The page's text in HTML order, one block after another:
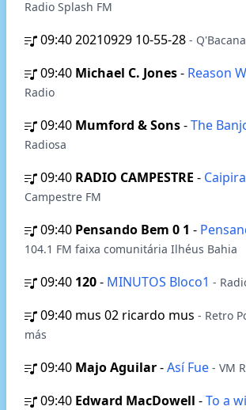
Radio Splash FM
09:4020210929 10-55-28 -
09:40 Michael C. Jones- Reason
Radio
09:40 Mumford & Sons-The
Radiosa
09:40 RADIO CAMPESTRE - Caipira
Campestre FM
09:40 Pensando Bem 0 1 -
104.1 FM faixa comunitária Ilhéus Bahia
09:40 120- MINUTOS Bloco1 -
09:40 mus 02 ricardo mus - Retro
más
09:40 Majo Aguilar-Así Fue - VM
09:40 Edward MacDowell -To a